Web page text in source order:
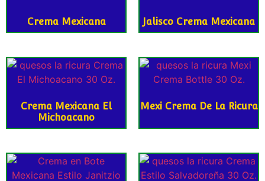
Crema Mexicana Jalisco Crema Mexicana
Crema Mexicana El
Michoacano
Mexi Crema De La Ricura